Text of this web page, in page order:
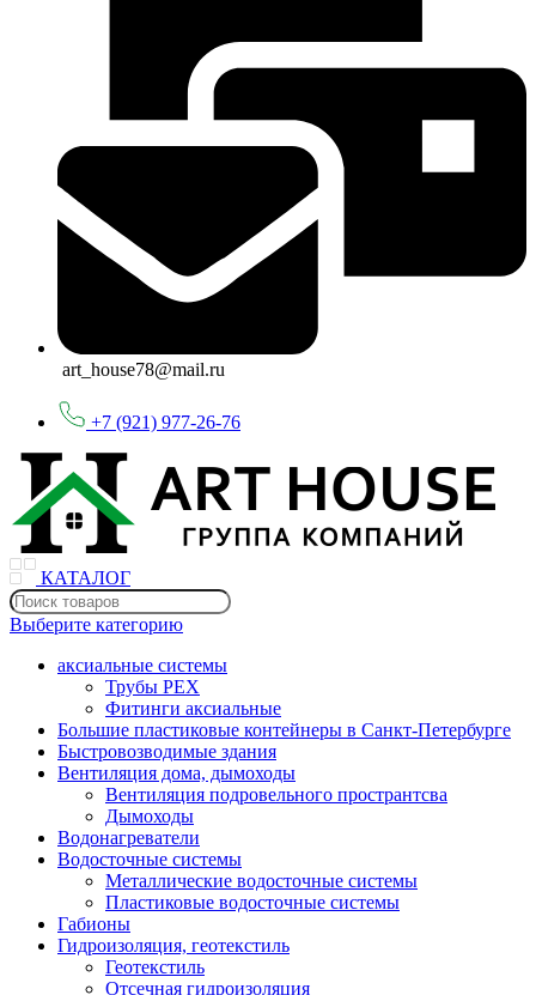
art_house78@mail.ru
+7 (921) 977-26-76
КАТАЛОГ
Выберите категорию
аксиальные системы
Трубы PEX
Фитинги аксиальные
Большие пластиковые контейнеры в Санкт-Петербурге
Быстровозводимые здания
Вентиляция дома, дымоходы
Вентиляция подровельного пространтсва
Дымоходы
Водонагреватели
Водосточные системы
Металлические водосточные системы
Пластиковые водосточные системы
Габионы
Гидроизоляция, геотекстиль
Геотекстиль
Отсечная гидроизоляция